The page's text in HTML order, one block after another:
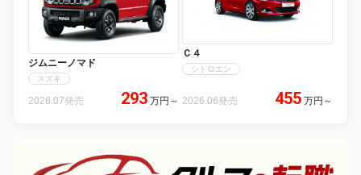
ジムニーノマド
スズキ
2026.07発売 293 万円 ～
Ｃ４
シトロエン
2026.06発売 455 万円 ～